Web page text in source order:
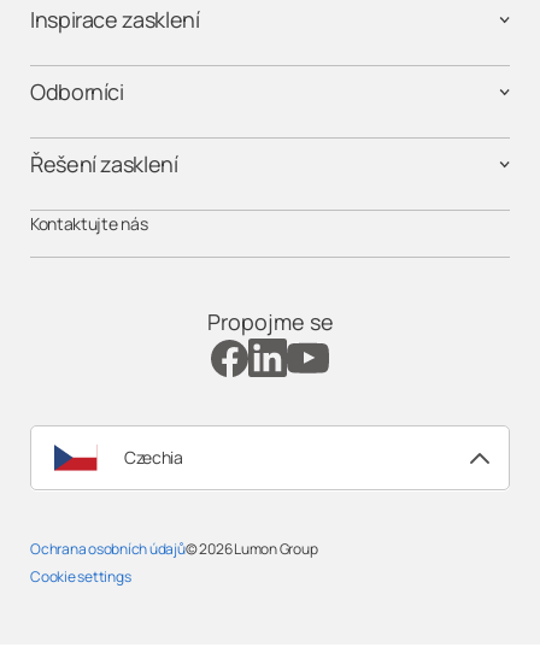
Inspirace zasklení
Odborníci
Řešení zasklení
Kontaktujte nás
Propojme se
Czechia
Ochrana osobních údajů
Cookie settings
© 2026Lumon Group